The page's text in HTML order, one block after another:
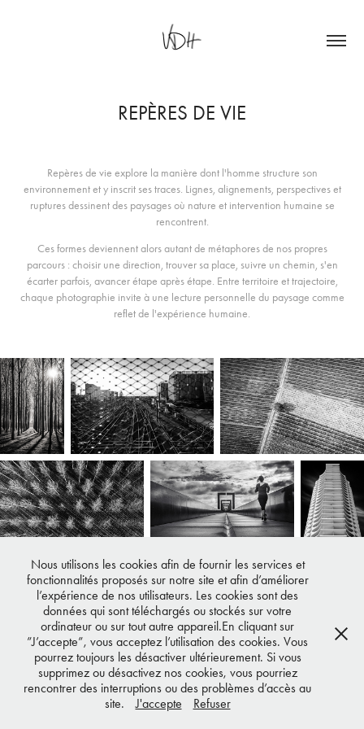
REPÈRES DE VIE
Repères de vie explore la manière dont l'homme structure son
environnement et y inscrit ses traces. Lignes, alignements, perspectives et
ruptures dessinent des paysages où nature et intervention humaine se
rencontrent.
Ces formes deviennent alors autant de métaphores de nos propres
parcours : choisir une direction, trouver sa place, suivre un chemin, s'en
écarter parfois, avancer étape après étape. Entre territoire et trajectoire,
chaque photographie invite à une lecture personnelle du paysage comme
reflet de l'expérience humaine.
↑ Back to Top
Tous droits réservés - © VDH -Mentions Légales et Conditions Générales
Nous utilisons les cookies afin de fournir les services et
fonctionnalités proposés sur notre site et afin d’améliorer
l’expérience de nos utilisateurs. Les cookies sont des
données qui sont téléchargés ou stockés sur votre
ordinateur ou sur tout autre appareil.En cliquant sur
”J’accepte”, vous acceptez l’utilisation des cookies. Vous
pourrez toujours les désactiver ultérieurement. Si vous
supprimez ou désactivez nos cookies, vous pourriez
rencontrer des interruptions ou des problèmes d’accès au
site.
J'accepte Refuser